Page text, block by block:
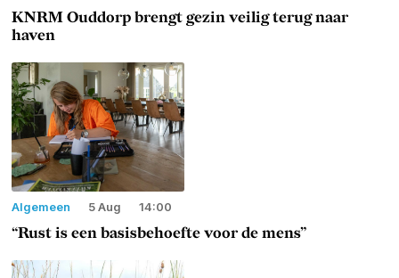
KNRM Ouddorp brengt gezin veilig terug naar
haven
Algemeen 5 Aug 14:00
“Rust is een basisbehoefte voor de mens”